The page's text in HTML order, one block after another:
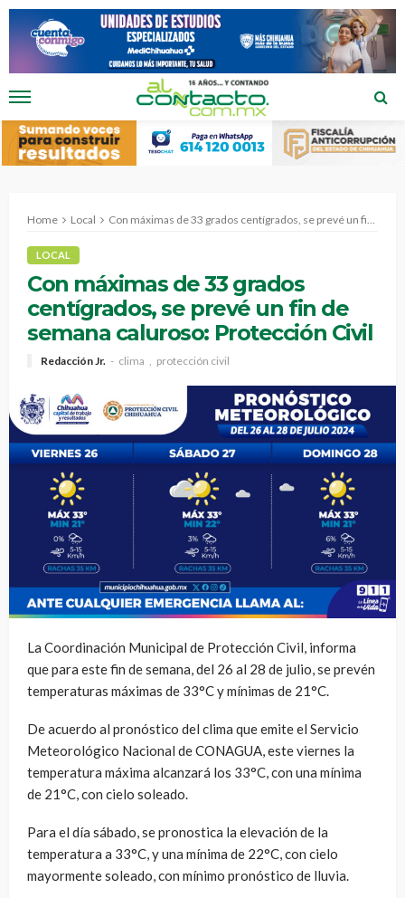
Home Local Con máximas de 33 grados centígrados, se prevé un fin de semana caluroso: Protección Civil
LOCAL
Con máximas de 33 grados
centígrados, se prevé un fin de
semana caluroso: Protección Civil
Redacción Jr. clima protección civil
La Coordinación Municipal de Protección Civil, informa
que para este fin de semana, del 26 al 28 de julio, se prevén
temperaturas máximas de 33°C y mínimas de 21°C.
De acuerdo al pronóstico del clima que emite el Servicio
Meteorológico Nacional de CONAGUA, este viernes la
temperatura máxima alcanzará los 33°C, con una mínima
de 21°C, con cielo soleado.
Para el día sábado, se pronostica la elevación de la
temperatura a 33°C, y una mínima de 22°C, con cielo
mayormente soleado, con mínimo pronóstico de lluvia.